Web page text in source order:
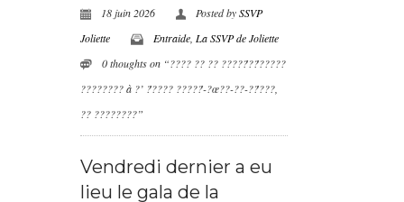
18 juin 2026 Posted bySSVP
Joliette
Entraide La SSVP de Joliette
0 thoughts on “???? ?? ?? ?????́??́?????
???????? à ?’ ?́???? ?????́-?œ??-??-??́???,
?? ????????”
Vendredi dernier a eu
lieu le gala de la